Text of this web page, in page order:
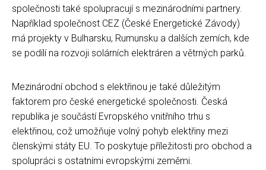
společnosti také spolupracují s mezinárodními partnery.
Například společnost CEZ (České Energetické Závody)
má projekty v Bulharsku, Rumunsku a dalších zemích, kde
se podílí na rozvoji solárních elektráren a větrných parků.
Mezinárodní obchod s elektřinou je také důležitým
faktorem pro české energetické společnosti. Česká
republika je součástí Evropského vnitřního trhu s
elektřinou, což umožňuje volný pohyb elektřiny mezi
členskými státy EU. To poskytuje příležitosti pro obchod a
spolupráci s ostatními evropskými zeměmi.